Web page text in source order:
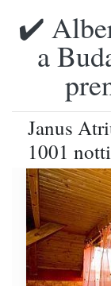
✔️
a
Janus
1001 notti